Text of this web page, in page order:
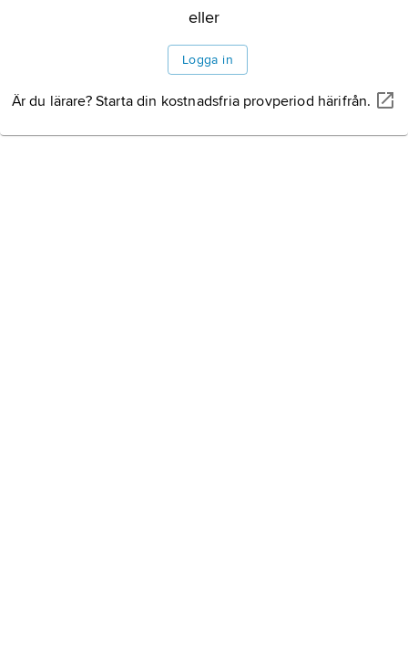
eller
Logga in
Är du lärare? Starta din kostnadsfria provperiod härifrån.